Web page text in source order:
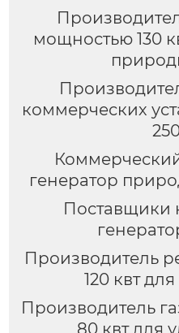
мощностью 130
коммерческих
генератор
Поставщики
Производитель
120 квт
Производитель
80 квт для